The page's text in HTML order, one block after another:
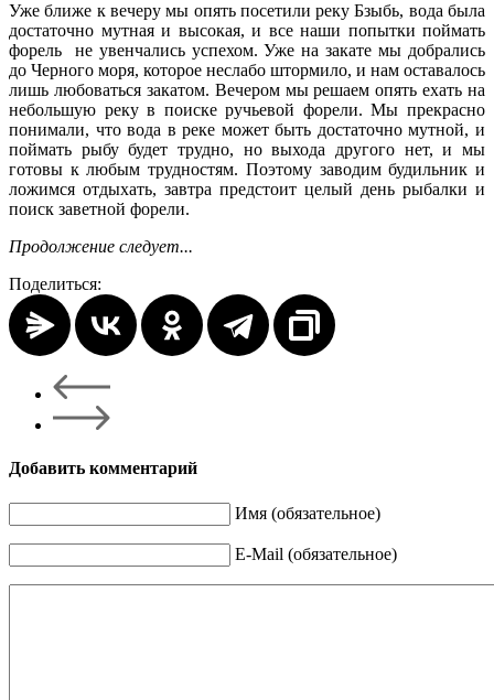
Уже ближе к вечеру мы опять посетили реку Бзыбь, вода была
достаточно мутная и высокая, и все наши попытки поймать
форель не увенчались успехом. Уже на закате мы добрались
до Черного моря, которое неслабо штормило, и нам оставалось
лишь любоваться закатом. Вечером мы решаем опять ехать на
небольшую реку в поиске ручьевой форели. Мы прекрасно
понимали, что вода в реке может быть достаточно мутной, и
поймать рыбу будет трудно, но выхода другого нет, и мы
готовы к любым трудностям. Поэтому заводим будильник и
ложимся отдыхать, завтра предстоит целый день рыбалки и
поиск заветной форели.
Продолжение следует...
Поделиться:
Добавить комментарий
Имя (обязательное)
E-Mail (обязательное)